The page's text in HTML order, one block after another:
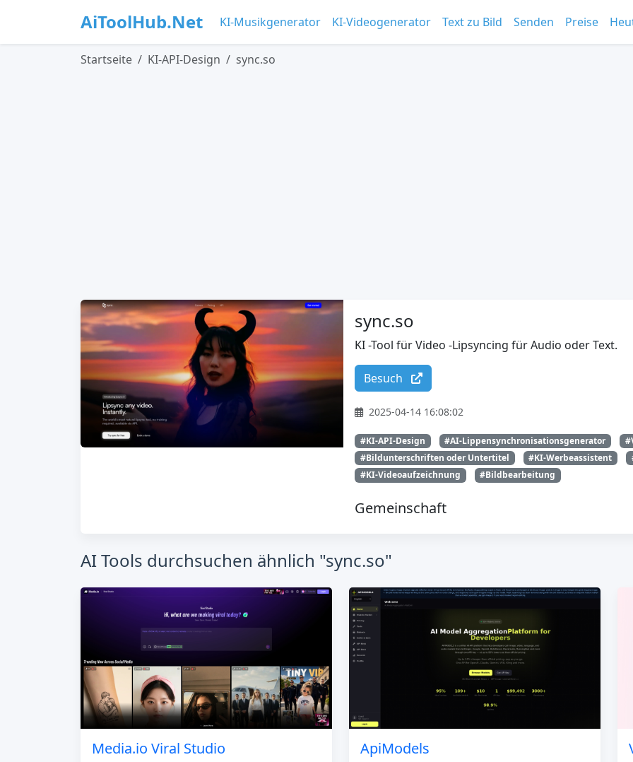
AiToolHub.Net KI-Musikgenerator KI-Videogenerator Text zu Bild Senden Preise
Startseite KI-API-Design sync.so
sync.so
KI -Tool für Video -Lipsyncing für Audio oder Text.
Besuch
2025-04-14 16:08:02
#KI-API-Design #AI-Lippensynchronisationsgenerator
#Bildunterschriften oder Untertitel
#KI-Werbeassistent
#KI-Videoaufzeichnung
#Bildbearbeitung
Gemeinschaft
AI Tools durchsuchen ähnlich "sync.so"
Media.io Viral Studio ApiModels